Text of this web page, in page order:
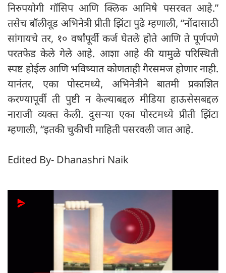
निरुपयोगी गॉसिप आणि क्लिक आमिषे पसरवत आहे.”
तसेच बॉलीवूड अभिनेत्री प्रीती झिंटा पुढे म्हणाली, “नोंदासाठी
सांगायचे तर, १० वर्षांपूर्वी कर्ज घेतले होते आणि ते पूर्णपणे
परतफेड केले गेले आहे. आशा आहे की यामुळे परिस्थिती
स्पष्ट होईल आणि भविष्यात कोणताही गैरसमज होणार नाही.
यानंतर, एका पोस्टमध्ये, अभिनेत्रीने बातमी प्रकाशित
करण्यापूर्वी ती पुष्टी न केल्याबद्दल मीडिया हाऊसेसबद्दल
नाराजी व्यक्त केली. दुसऱ्या एका पोस्टमध्ये प्रीती झिंटा
म्हणाली, “इतकी चुकीची माहिती पसरवली जात आहे.
Edited By- Dhanashri Naik